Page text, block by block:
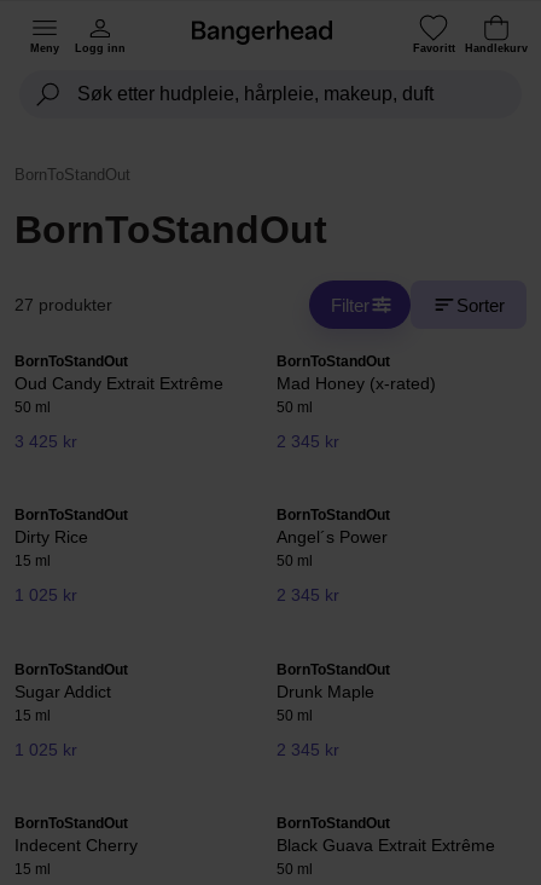
Meny Logg inn Favoritt Handlekurv
BornToStandOut
BornToStandOut
27 produkter Filter Sorter
BornToStandOut
Oud Candy Extrait Extrême
50 ml
3 425 kr
BornToStandOut
Mad Honey (x-rated)
50 ml
2 345 kr
BornToStandOut
Dirty Rice
15 ml
1 025 kr
BornToStandOut
Angel´s Power
50 ml
2 345 kr
BornToStandOut
Sugar Addict
15 ml
1 025 kr
BornToStandOut
Drunk Maple
50 ml
2 345 kr
BornToStandOut
Indecent Cherry
15 ml
BornToStandOut
Black Guava Extrait Extrême
50 ml